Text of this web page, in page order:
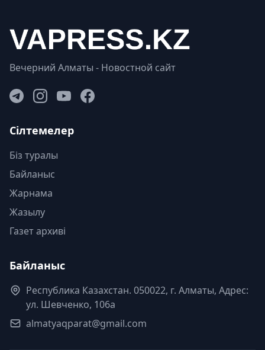
Вечерний Алматы - Новостной сайт
Сілтемелер
Біз туралы
Байланыс
Жарнама
Жазылу
Газет архиві
Байланыс
Республика Казахстан. 050022, г. Алматы, Адрес:
ул. Шевченко, 106а
almatyaqparat@gmail.com